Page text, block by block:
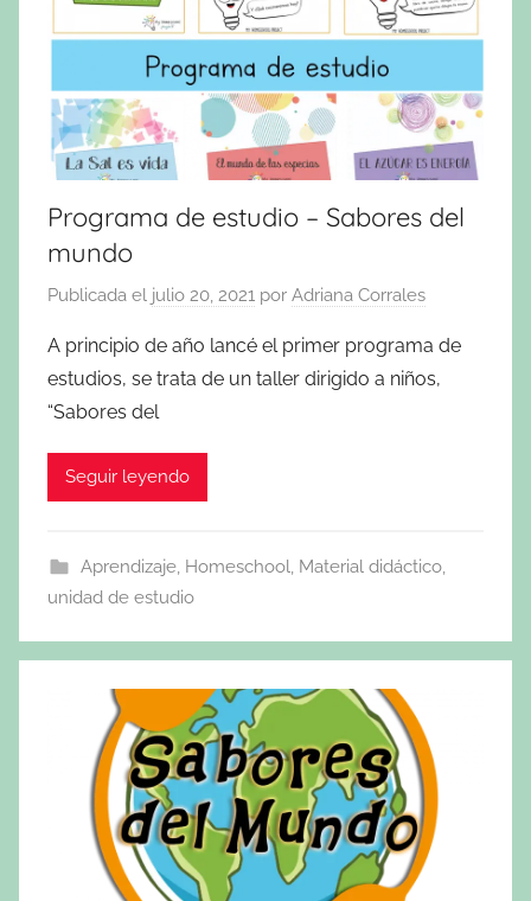
Programa de estudio – Sabores del
mundo
Publicada el julio 20, 2021 por Adriana Corrales
A principio de año lancé el primer programa de
estudios, se trata de un taller dirigido a niños,
“Sabores del
Seguir leyendo
Aprendizaje, Homeschool, Material didáctico,
unidad de estudio